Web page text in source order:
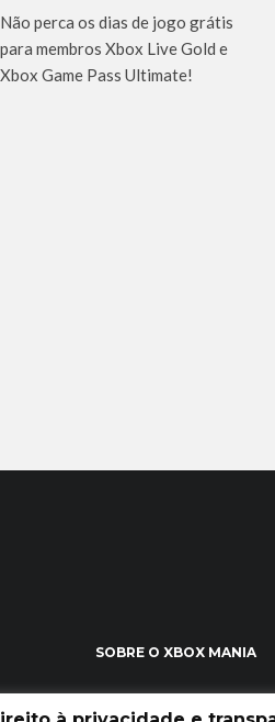
Não perca os dias de jogo grátis
para membros Xbox Live Gold e
Xbox Game Pass Ultimate!
SOBRE O XBOX MANIA